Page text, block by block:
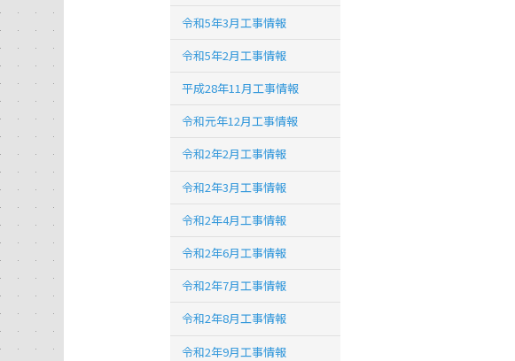
令和5年3月工事情報
令和5年2月工事情報
平成28年11月工事情報
令和元年12月工事情報
令和2年2月工事情報
令和2年3月工事情報
令和2年4月工事情報
令和2年6月工事情報
令和2年7月工事情報
令和2年8月工事情報
令和2年9月工事情報